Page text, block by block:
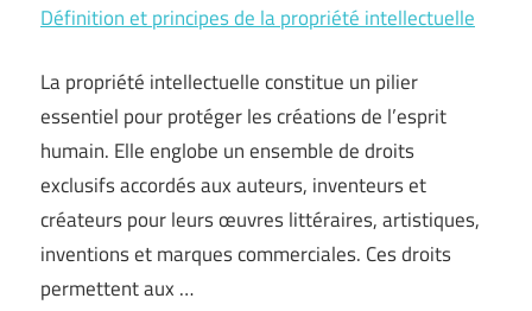
Définition et principes de la propriété intellectuelle
La propriété intellectuelle constitue un pilier
essentiel pour protéger les créations de l’esprit
humain. Elle englobe un ensemble de droits
exclusifs accordés aux auteurs, inventeurs et
créateurs pour leurs œuvres littéraires, artistiques,
inventions et marques commerciales. Ces droits
permettent aux …